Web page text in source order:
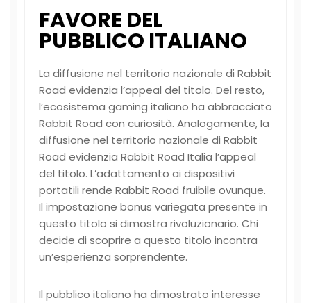
FAVORE DEL
PUBBLICO ITALIANO
La diffusione nel territorio nazionale di Rabbit
Road evidenzia l’appeal del titolo. Del resto,
l’ecosistema gaming italiano ha abbracciato
Rabbit Road con curiosità. Analogamente, la
diffusione nel territorio nazionale di Rabbit
Road evidenzia Rabbit Road Italia l’appeal
del titolo. L’adattamento ai dispositivi
portatili rende Rabbit Road fruibile ovunque.
Il impostazione bonus variegata presente in
questo titolo si dimostra rivoluzionario. Chi
decide di scoprire a questo titolo incontra
un’esperienza sorprendente.
Il pubblico italiano ha dimostrato interesse